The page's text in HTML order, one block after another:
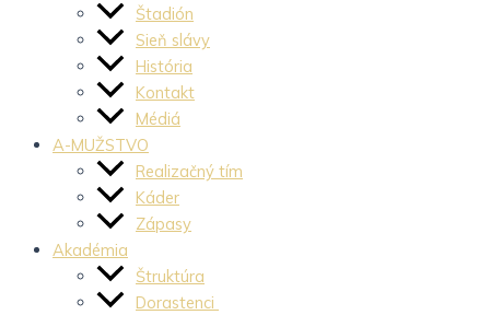
Štadión
Sieň slávy
História
Kontakt
Médiá
A-MUŽSTVO
Realizačný tím
Káder
Zápasy
Akadémia
Štruktúra
Dorastenci